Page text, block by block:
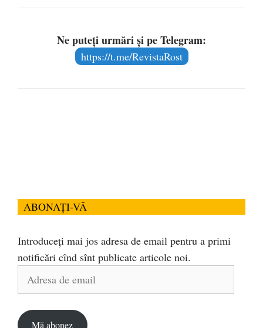
Ne puteți urmări și pe Telegram:
https://t.me/RevistaRost
ABONAȚI-VĂ
Introduceți mai jos adresa de email pentru a primi
notificări cînd sînt publicate articole noi.
Adresa
Mă abonez